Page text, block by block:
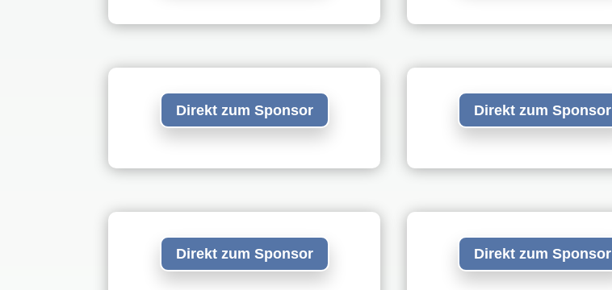
Direkt zum Sponsor Direkt zum Sponsor
Direkt zum Sponsor Direkt zum Sponsor